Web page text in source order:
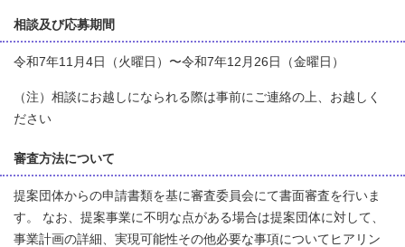
相談及び応募期間
令和7年11月4日（火曜日）〜令和7年12月26日（金曜日）
（注）相談にお越しになられる際は事前にご連絡の上、お越しく
ださい
審査方法について
提案団体からの申請書類を基に審査委員会にて書面審査を行いま
す。 なお、提案事業に不明な点がある場合は提案団体に対して、
事業計画の詳細、実現可能性その他必要な事項についてヒアリン